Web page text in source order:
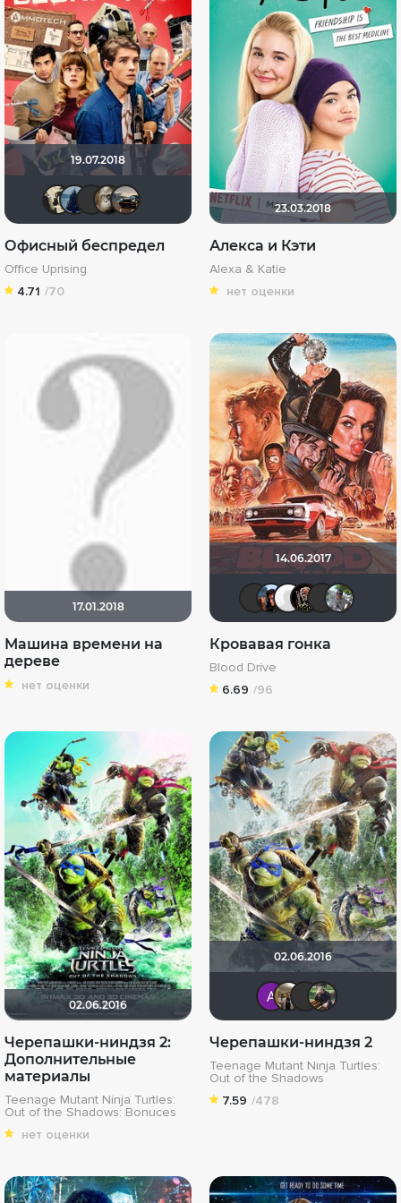
19.07.2018
KirsanXIIIid1565860
Эши Слэши
VNDSingularity Man
Офисный беспредел
Office Uprising
4.71 /70
23.03.2018
Алекса и Кэти
Alexa & Katie
нет оценки
17.01.2018
Машина времени на
дереве
нет оценки
14.06.2017
vadim sXe
andiua
Кровавая гонка
Blood Drive
6.69 /96
02.06.2016
Черепашки-ниндзя 2:
Дополнительные
материалы
Teenage Mutant Ninja Turtles:
Out of the Shadows: Bonuces
нет оценки
02.06.2016
Черепашки-ниндзя 2
Teenage Mutant Ninja Turtles:
Out of the Shadows
7.59 /478